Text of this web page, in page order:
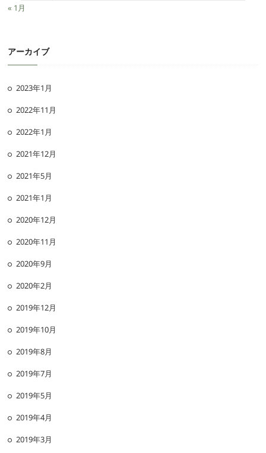
« 1月
アーカイブ
2023年1月
2022年11月
2022年1月
2021年12月
2021年5月
2021年1月
2020年12月
2020年11月
2020年9月
2020年2月
2019年12月
2019年10月
2019年8月
2019年7月
2019年5月
2019年4月
2019年3月